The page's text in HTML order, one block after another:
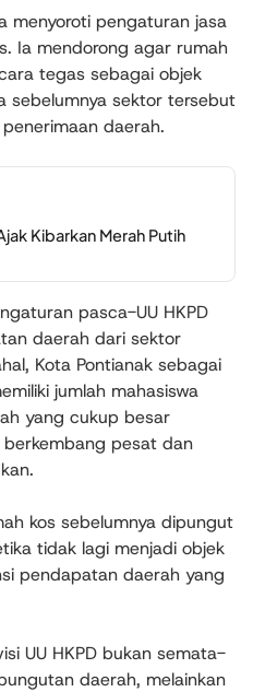
menyoroti pengaturan jasa
Ia mendorong agar rumah
tegas sebagai objek
sebelumnya sektor tersebut
daerah.
Kibarkan Merah Putih
pasca-UU HKPD
daerah dari sektor
Kota Pontianak sebagai
jumlah mahasiswa
yang cukup besar
pesat dan
kos sebelumnya dipungut
tidak lagi menjadi objek
pendapatan daerah yang
UU HKPD bukan semata-
daerah, melainkan